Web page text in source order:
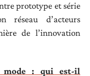
prototype et série
réseau d’acteurs
de l’innovation
mode : qui est-il